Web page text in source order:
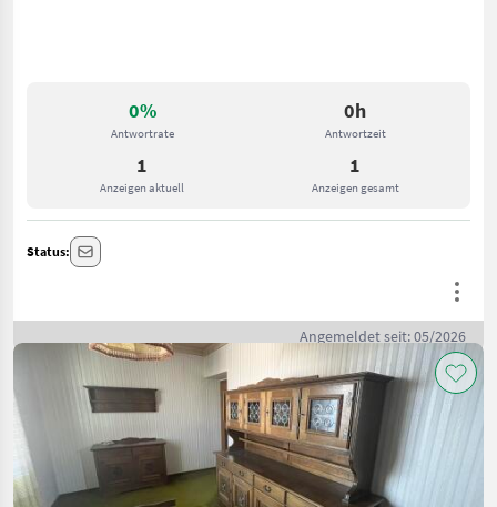
0%
Antwortrate
0h
Antwortzeit
1
Anzeigen aktuell
1
Anzeigen gesamt
Status:
Angemeldet seit: 05/2026